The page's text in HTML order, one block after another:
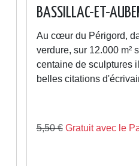
BASSILLAC-ET-
Au cœur du Périgord,
verdure, sur 12.000 m²
centaine de sculptures
belles citations
5,50 € Gratuit avec le